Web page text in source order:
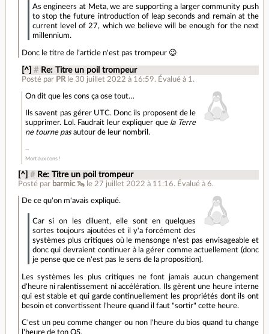
As engineers at Meta, we are supporting a larger community push
to stop the future introduction of leap seconds and remain at the
current level of 27, which we believe will be enough for the next
millennium.
Donc le titre de l'article n'est pas trompeur 😉
[^] # Re: Titre un poil trompeur
Posté par PR le 30 juillet 2022 à 16:59. Évalué à 1 .
On dit que les cons ça ose tout…
Ils savent pas gérer UTC. Donc ils proposent de le
supprimer. Lol. Faudrait leur expliquer que la Terre
ne tourne pasautour de leur nombril.
Mort aux cons !
[^] # Re: Titre un poil trompeur
Posté par barmic 🦦 le 27 juillet 2022 à 11:16. Évalué à 6.
De ce qu'on m'avais expliqué.
Car si on les diluent, elle sont en quelques
sortes toujours ajoutées et il y'a forcément des
systèmes plus critiques où le mensonge n'est pas envisageable et
donc qui devraient continuer à la gérer comme actuellement (donc
je pense que ce n'est pas le sens de la proposition).
Les systèmes les plus critiques ne font jamais aucun changement
d'heure ni ralentissement ni accélération. Ils gèrent une heure interne
qui est stable et qui garde continuellement les propriétés dont ils ont
besoin et convertissent l'heure quand il faut "sortir" cette heure.
C'est un peu comme changer ou non l'heure du bios quand tu change
l'heure de ton OS.